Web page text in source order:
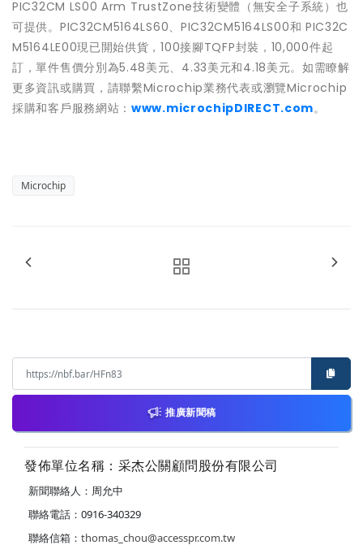
PIC32CM LS00 Arm TrustZone技術變體（無安全子系統）也
可提供。PIC32CM5164LS60、PIC32CM5164LS00和 PIC32C
M5164LE00現已開始供貨，100接腳TQFP封裝，10,000件起
訂，單件售價分別為5.48美元、4.33美元和4.18美元。如需瞭解
更多資訊或購買，請聯繫Microchip業務代表或瀏覽Microchip
採購和客戶服務網站： www.microchipDIRECT.com。
Microchip
推廣新聞稿
發佈單位名稱：采杰公關顧問股份有限公司
新聞聯絡人：周允中
聯絡電話：0916-340329
聯絡信箱： thomas_chou@accesspr.com.tw